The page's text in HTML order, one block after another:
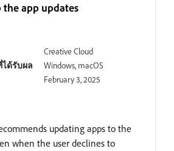
the app updates
Creative Cloud
ด้รับผล
Windows, macOS
February 3, 2025
updating apps to the
when the user declines to